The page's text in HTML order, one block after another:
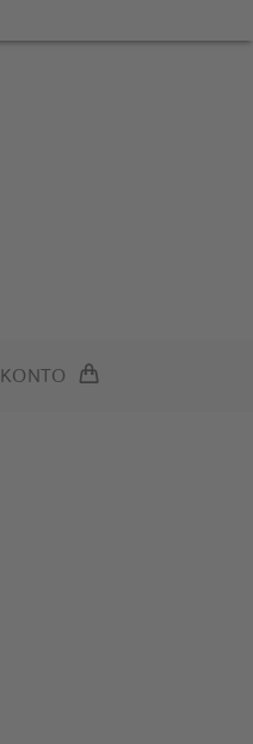
KONTO